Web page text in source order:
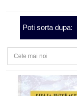
Poti sorta dupa: